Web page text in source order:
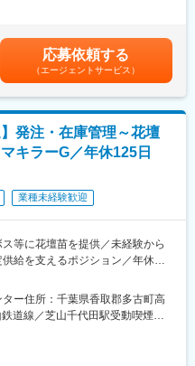
を担う本社経理部門にて、グル
躍いただきます。
作成
ただき、月次決算→年次決算へ
。
70代）
ンバー3名
もよし、管理職としてマネジメ
役職ステップがあります。
する可能性があります。月給(月額)
応募依頼する
（エージェントサービス）
発注・在庫管理～花壇
キラーG／年休125日
業種未経験歓迎
等に花壇苗を提供／未経験から
給を支えるポジション／年休
業を担う当社にて、新設される
て、国内調達・発注業務および
ー住所：千葉県香取郡多古町高
道線／芝山千代田駅受動喫煙対
社の定める事業所